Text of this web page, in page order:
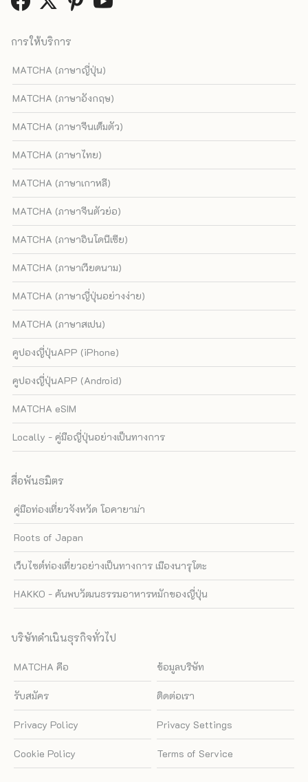
การให้บริการ
MATCHA (ภาษาญี่ปุ่น)
MATCHA (ภาษาอังกฤษ)
MATCHA (ภาษาจีนเต็มตัว)
MATCHA (ภาษาไทย)
MATCHA (ภาษาเกาหลี)
MATCHA (ภาษาจีนตัวย่อ)
MATCHA (ภาษาอินโดนีเซีย)
MATCHA (ภาษาเวียดนาม)
MATCHA (ภาษาญี่ปุ่นอย่างง่าย)
MATCHA (ภาษาสเปน)
คูปองญี่ปุ่นAPP (iPhone)
คูปองญี่ปุ่นAPP (Android)
MATCHA eSIM
Locally - คู่มือญี่ปุ่นอย่างเป็นทางการ
สื่อพันธมิตร
คู่มือท่องเที่ยวจังหวัด โอคายาม่า
Roots of Japan
เว็บไซต์ท่องเที่ยวอย่างเป็นทางการ เมืองนารุโตะ
HAKKO - ค้นพบวัฒนธรรมอาหารหมักของญี่ปุ่น
บริษัทดำเนินธุรกิจทั่วไป
MATCHA คือ ข้อมูลบริษัท
รับสมัคร ติดต่อเรา
Privacy Policy Privacy Settings
Cookie Policy Terms of Service